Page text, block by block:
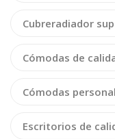
Cubreradiador
Cómodas de
Cómodas
Escritorios de